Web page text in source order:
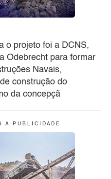
o projeto foi a DCNS,
Odebrecht para formar
Navais,
construção do
da concepçã
A P U B L I C I D A D E